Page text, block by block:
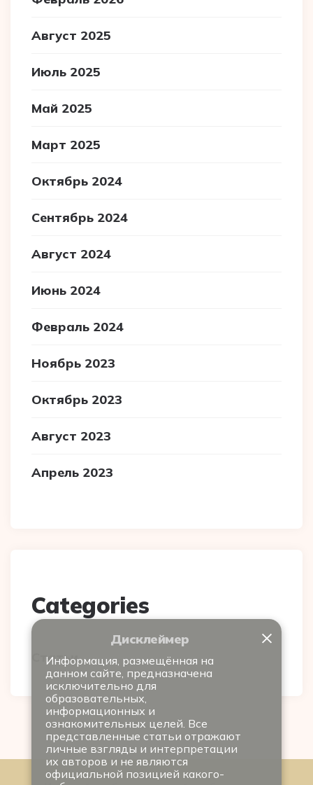
×
Дисклеймер
Информация, размещённая на
данном сайте, предназначена
исключительно для
образовательных,
информационных и
ознакомительных целей. Все
представленные статьи отражают
личные взгляды и интерпретации
их авторов и не являются
официальной позицией какого-
Август 2025
Июль 2025
Май 2025
Март 2025
Октябрь 2024
Сентябрь 2024
Август 2024
Июнь 2024
Февраль 2024
Ноябрь 2023
Октябрь 2023
Август 2023
Апрель 2023
Categories
Статьи
ismaili.a